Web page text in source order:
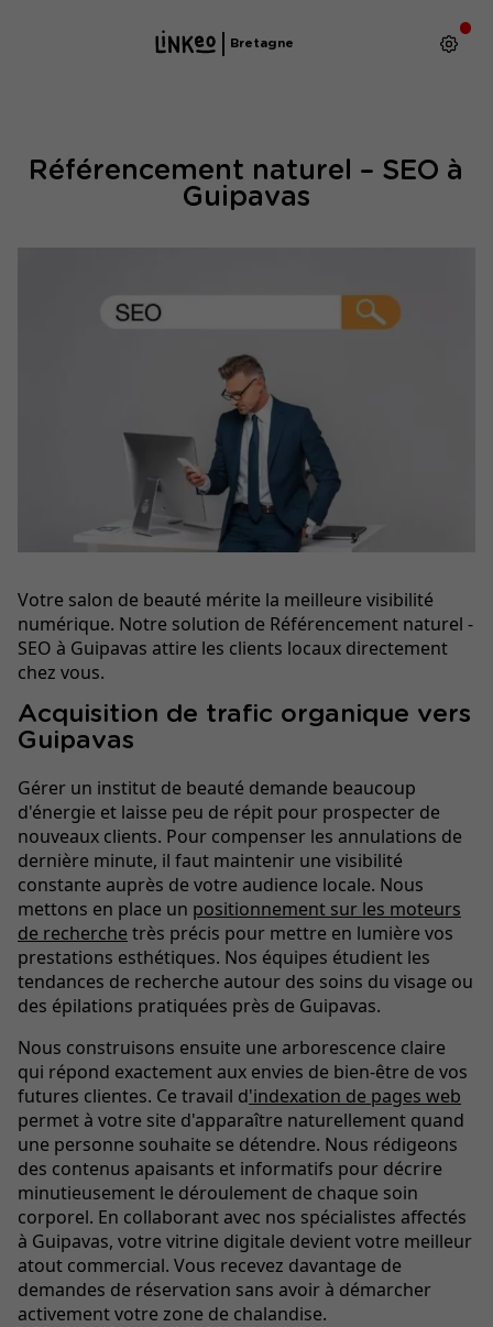
Bretagne
Référencement naturel – SEO à
Guipavas
Votre salon de beauté mérite la meilleure visibilité
numérique. Notre solution de Référencement naturel -
SEO à Guipavas attire les clients locaux directement
chez vous.
Acquisition de trafic organique vers
Guipavas
Gérer un institut de beauté demande beaucoup
d'énergie et laisse peu de répit pour prospecter de
nouveaux clients. Pour compenser les annulations de
dernière minute, il faut maintenir une visibilité
constante auprès de votre audience locale. Nous
mettons en place un positionnement sur les moteurs
de recherche très précis pour mettre en lumière vos
prestations esthétiques. Nos équipes étudient les
tendances de recherche autour des soins du visage ou
des épilations pratiquées près de Guipavas.
Nous construisons ensuite une arborescence claire
qui répond exactement aux envies de bien-être de vos
futures clientes. Ce travail d'indexation de pages web
permet à votre site d'apparaître naturellement quand
une personne souhaite se détendre. Nous rédigeons
des contenus apaisants et informatifs pour décrire
minutieusement le déroulement de chaque soin
corporel. En collaborant avec nos spécialistes affectés
à Guipavas, votre vitrine digitale devient votre meilleur
atout commercial. Vous recevez davantage de
demandes de réservation sans avoir à démarcher
activement votre zone de chalandise.